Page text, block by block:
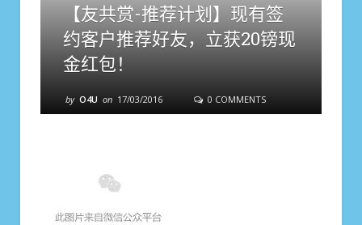
【友共赏-推荐计划】现有签
约客户推荐好友，立获20镑现
金红包！
by O4U on 17/03/2016 0 COMMENTS